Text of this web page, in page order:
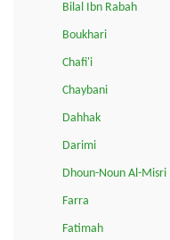
Bilal Ibn Rabah
Boukhari
Chafi'i
Chaybani
Dahhak
Darimi
Dhoun-Noun Al-Misri
Farra
Fatimah